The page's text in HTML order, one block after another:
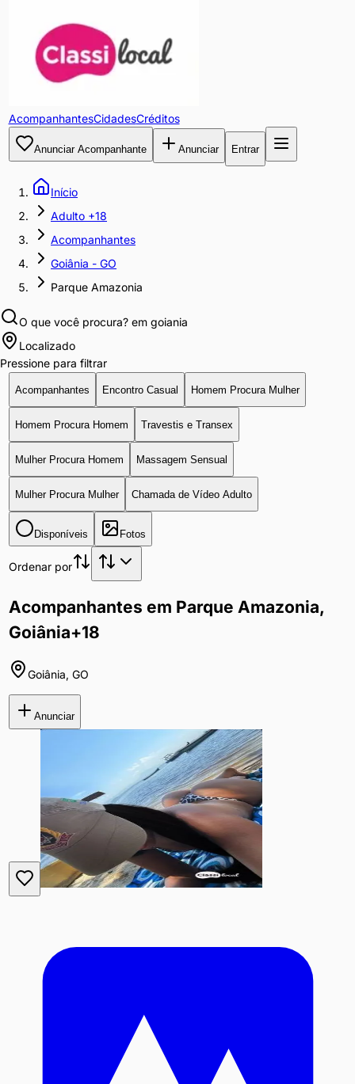
AcompanhantesCidadesCréditos
Anunciar Acompanhante Anunciar Entrar
Início
Adulto +18
Acompanhantes
Goiânia - GO
Parque Amazonia
O que você procura? em goiania
Localizado
Pressione para filtrar
Acompanhantes Encontro Casual Homem Procura Mulher
Homem Procura Homem Travestis e Transex
Mulher Procura Homem Massagem Sensual
Mulher Procura Mulher Chamada de Vídeo Adulto
Disponíveis Fotos
Ordenar por
Acompanhantes em Parque Amazonia,
Goiânia+18
Goiânia, GO
Anunciar